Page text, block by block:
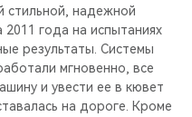
стильной, надежной
года на испытаниях
результаты. Системы
мгновенно, все
и увести ее в кювет
на дороге. Кроме